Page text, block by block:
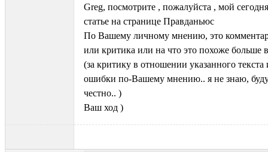
Greg, посмотрите , пожалуйста , мой
статье на странице Правданьюс
По Вашему личному мнению, это
или критика или на что это похоже больше
(за критику в отношении указанного текста
ошибки по-Вашему мнению.. я не знаю,
честно.. )
Ваш ход )